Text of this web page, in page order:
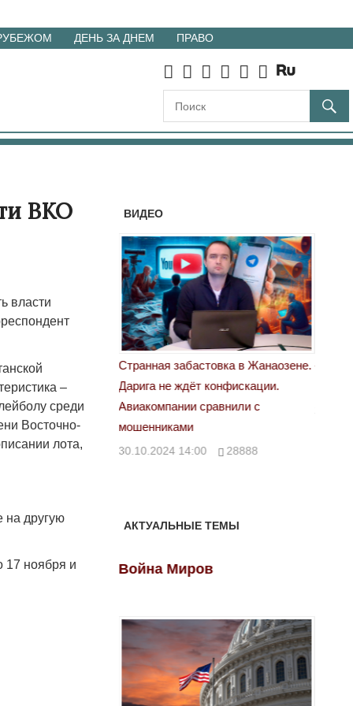
ДЕНЬ ЗА ДНЕМ ПРАВО
ВКО
власти
–
среди
Восточно-
лота,
на другую
17 ноября и
ВИДЕО
в Жанаозене.
конфискации.
с
28888
«Новый Казахстан не говорит всей
правды»
29.10.2024 09:00 39623
АКТУАЛЬНЫЕ ТЕМЫ
Война Миров